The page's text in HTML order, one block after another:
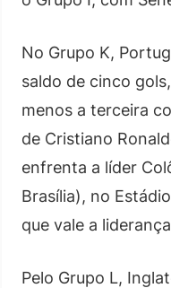
No Grupo K,
saldo de cinco
menos a terceira
de Cristiano
enfrenta a líder
Brasília), no
que vale a
Pelo Grupo L,